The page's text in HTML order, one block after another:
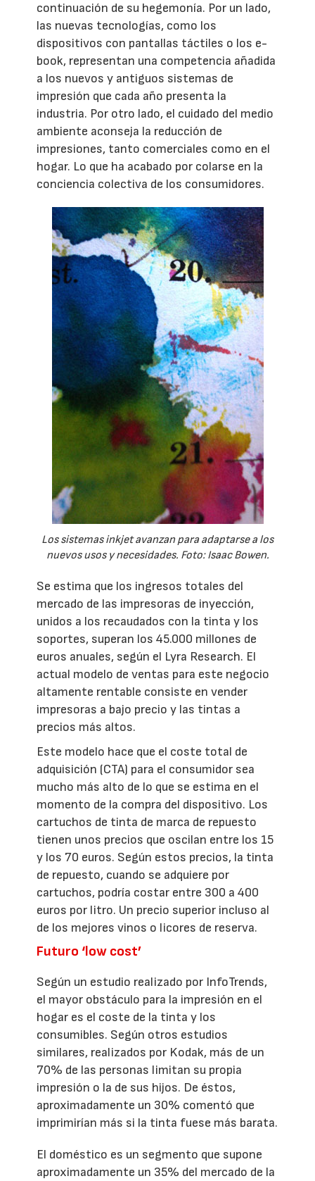
continuación de su hegemonía. Por un lado,
las nuevas tecnologías, como los
dispositivos con pantallas táctiles o los e-
book, representan una competencia añadida
a los nuevos y antiguos sistemas de
impresión que cada año presenta la
industria. Por otro lado, el cuidado del medio
ambiente aconseja la reducción de
impresiones, tanto comerciales como en el
hogar. Lo que ha acabado por colarse en la
conciencia colectiva de los consumidores.
Los sistemas inkjet avanzan para adaptarse a los
nuevos usos y necesidades. Foto: Isaac Bowen.
Se estima que los ingresos totales del
mercado de las impresoras de inyección,
unidos a los recaudados con la tinta y los
soportes, superan los 45.000 millones de
euros anuales, según el Lyra Research. El
actual modelo de ventas para este negocio
altamente rentable consiste en vender
impresoras a bajo precio y las tintas a
precios más altos.
Este modelo hace que el coste total de
adquisición (CTA) para el consumidor sea
mucho más alto de lo que se estima en el
momento de la compra del dispositivo. Los
cartuchos de tinta de marca de repuesto
tienen unos precios que oscilan entre los 15
y los 70 euros. Según estos precios, la tinta
de repuesto, cuando se adquiere por
cartuchos, podría costar entre 300 a 400
euros por litro. Un precio superior incluso al
de los mejores vinos o licores de reserva.
Futuro ‘low cost’
Según un estudio realizado por InfoTrends,
el mayor obstáculo para la impresión en el
hogar es el coste de la tinta y los
consumibles. Según otros estudios
similares, realizados por Kodak, más de un
70% de las personas limitan su propia
impresión o la de sus hijos. De éstos,
aproximadamente un 30% comentó que
imprimirían más si la tinta fuese más barata.
El doméstico es un segmento que supone
aproximadamente un 35% del mercado de la